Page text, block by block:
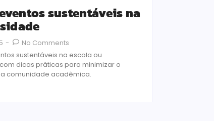
sustentáveis na
-
No Comments
sustentáveis na escola ou
dicas práticas para minimizar o
comunidade acadêmica.